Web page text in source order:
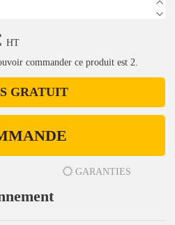
HT
commander ce produit est 2.
GRATUIT
GARANTIES